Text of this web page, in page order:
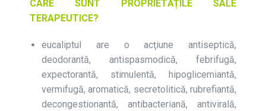
CARE SUNT PROPRIETĂȚILE SALE
TERAPEUTICE?
eucaliptul are o acţiune antiseptică,
deodorantă, antispasmodică, febrifugă,
expectorantă, stimulentă, hipoglicemiantă,
vermifugă, aromatică, secretolitică, rubrefiantă,
decongestionantă, antibacteriană, antivirală,